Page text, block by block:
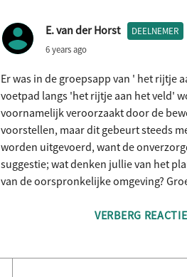
E. van der Horst DEELNEMER
6 years ago
Er was in de groepsapp van ' het rijtje
voetpad langs 'het rijtje aan het veld'
voornamelijk veroorzaakt door de
voorstellen, maar dit gebeurt steeds
worden uitgevoerd, want de
suggestie; wat denken jullie van het
van de oorspronkelijke omgeving?
VERBERG